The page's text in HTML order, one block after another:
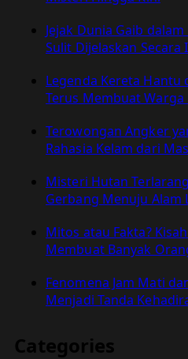
Jejak Dunia Gaib dalam
Sulit Dijelaskan Secara
Legenda Kereta Hantu
Terus Membuat
Terowongan Angker
Rahasia Kelam dari
Misteri Hutan
Gerbang Menuju Alam
Mitos atau Fakta?
Membuat Banyak
Fenomena Jam Mati
Menjadi Tanda
Categories